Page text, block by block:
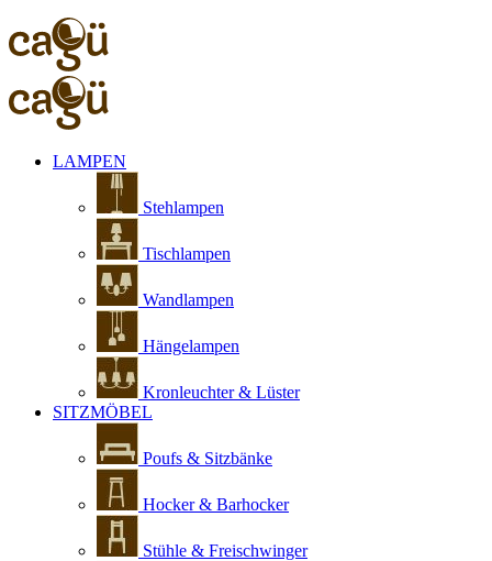
LAMPEN
Stehlampen
Tischlampen
Wandlampen
Hängelampen
Kronleuchter & Lüster
SITZMÖBEL
Poufs & Sitzbänke
Hocker & Barhocker
Stühle & Freischwinger